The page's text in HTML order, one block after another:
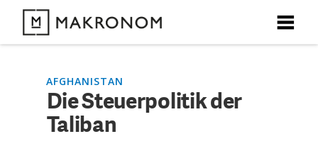
X
DEBATTEN
X
X
X
AFGHANISTAN
Die Steuerpolitik der
Taliban
X
KOMMENTARE ZU
Die Steuerpolitik der